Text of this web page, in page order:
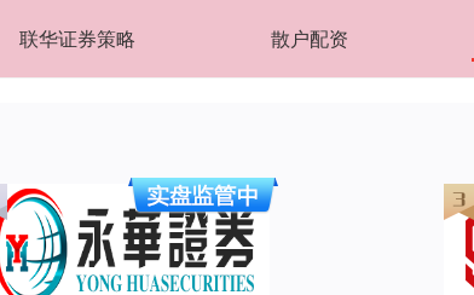
联华证券策略 散户配资